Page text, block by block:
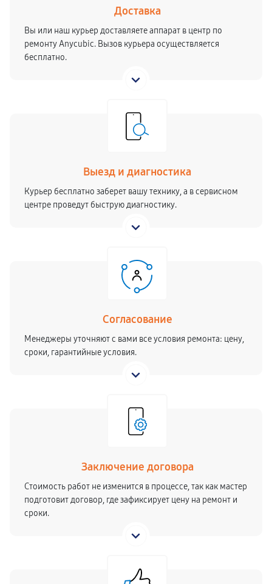
Доставка
Вы или наш курьер доставляете аппарат в центр по
ремонту Anycubic. Вызов курьера осуществляется
бесплатно.
Выезд и диагностика
Курьер бесплатно заберет вашу технику, а в сервисном
центре проведут быструю диагностику.
Согласование
Менеджеры уточняют с вами все условия ремонта: цену,
сроки, гарантийные условия.
Заключение договора
Стоимость работ не изменится в процессе, так как мастер
подготовит договор, где зафиксирует цену на ремонт и
сроки.